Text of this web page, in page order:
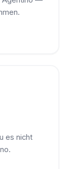
es nicht